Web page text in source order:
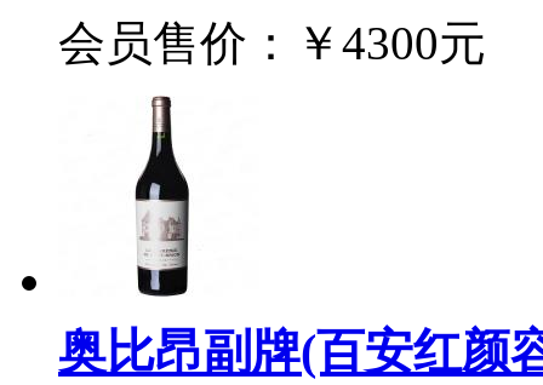
会员售价：￥4300元
奥比昂副牌(百安红颜